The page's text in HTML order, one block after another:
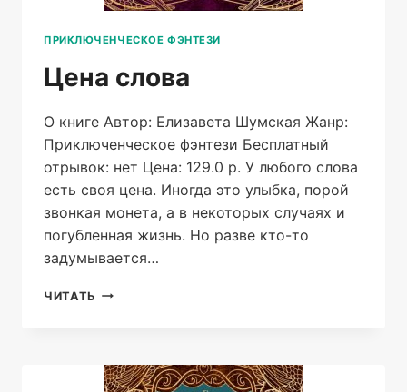
ПРИКЛЮЧЕНЧЕСКОЕ ФЭНТЕЗИ
Цена слова
О книге Автор: Елизавета Шумская Жанр:
Приключенческое фэнтези Бесплатный
отрывок: нет Цена: 129.0 р. У любого слова
есть своя цена. Иногда это улыбка, порой
звонкая монета, а в некоторых случаях и
погубленная жизнь. Но разве кто-то
задумывается…
ЧИТАТЬ ЦЕНА